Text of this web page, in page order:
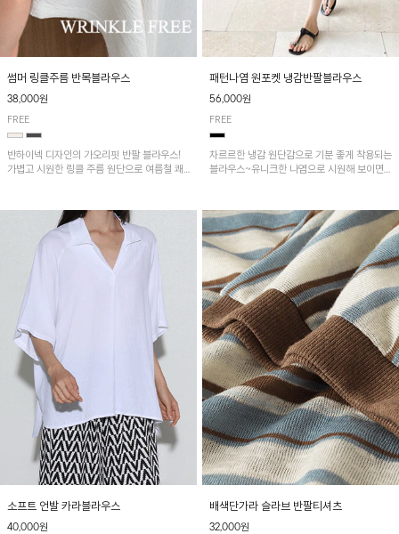
썸머 링클주름 반목블라우스
38,000원
FREE
반하이넥 디자인의 가오리핏 반팔 블라우스!
가볍고 시원한 링클 주름 원단으로 여름철 쾌
패턴나염 원포켓 냉감반팔블라우스
56,000원
FREE
차르르한 냉감 원단감으로 기분 좋게 착용되는
블라우스~유니크한 나염으로 시원해 보이면
소프트 언발 카라블라우스
40,000원
배색단가라 슬라브 반팔티셔츠
32,000원